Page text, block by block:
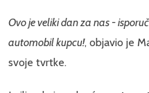
Ovo je veliki dan za nas -
automobil kupcu!, objavio je
svoje tvrtke.